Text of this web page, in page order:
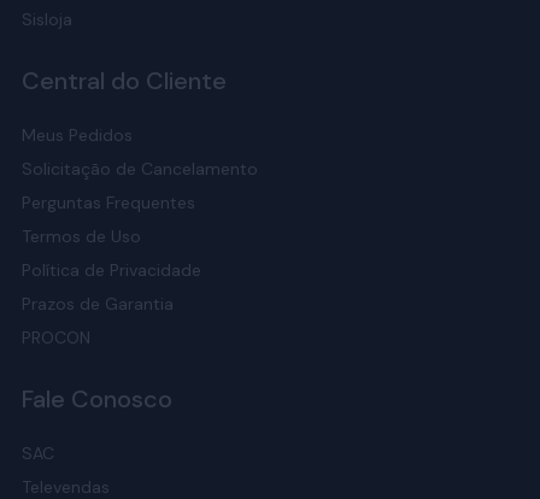
Sisloja
Central do Cliente
Meus Pedidos
Solicitação de Cancelamento
Perguntas Frequentes
Termos de Uso
Política de Privacidade
Prazos de Garantia
PROCON
Fale Conosco
SAC
Televendas